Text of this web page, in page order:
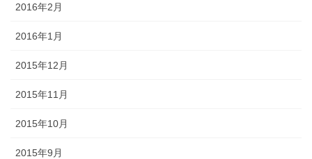
2016年2月
2016年1月
2015年12月
2015年11月
2015年10月
2015年9月